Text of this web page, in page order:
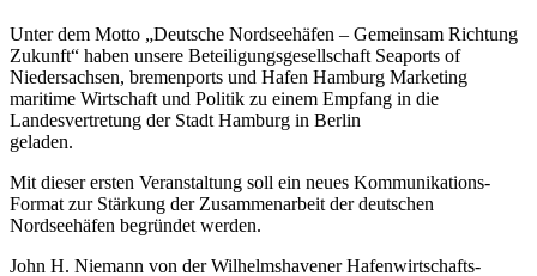
Unter dem Motto „Deutsche Nordseehäfen – Gemeinsam Richtung
Zukunft“ haben unsere Beteiligungsgesellschaft Seaports of
Niedersachsen, bremenports und Hafen Hamburg Marketing
maritime Wirtschaft und Politik zu einem Empfang in die
Landesvertretung der Stadt Hamburg in Berlin
geladen.
Mit dieser ersten Veranstaltung soll ein neues Kommunikations-
Format zur Stärkung der Zusammenarbeit der deutschen
Nordseehäfen begründet werden.
John H. Niemann von der Wilhelmshavener Hafenwirtschafts-